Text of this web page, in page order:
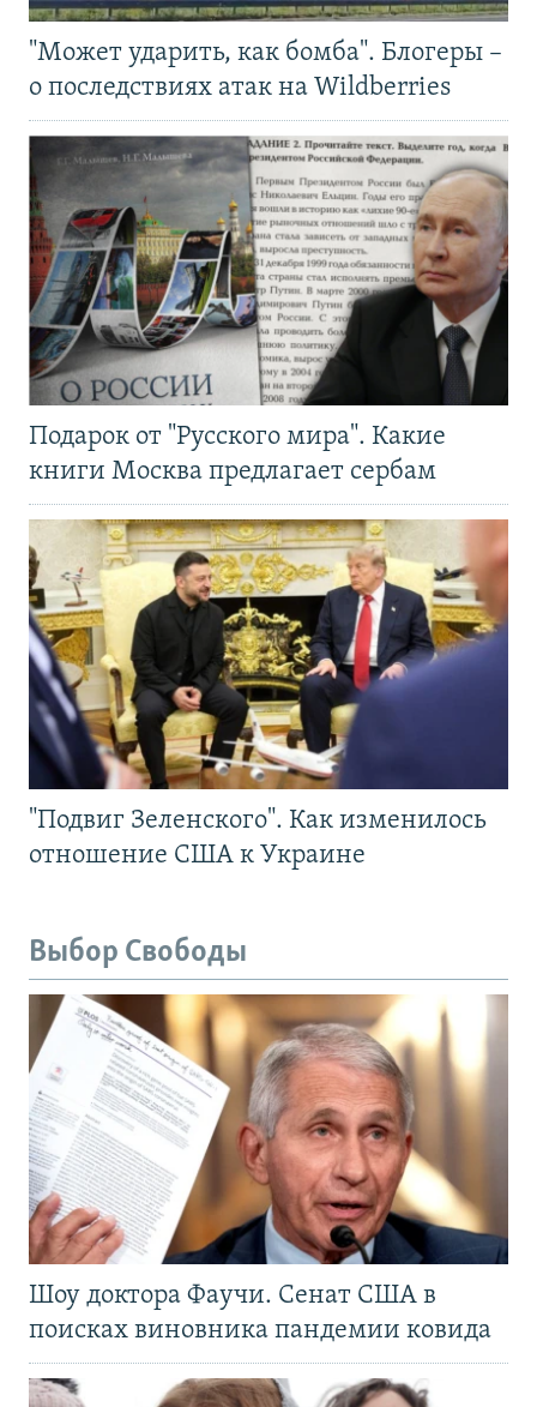
"Может ударить, как бомба". Блогеры –
о последствиях атак на Wildberries
Подарок от "Русского мира". Какие
книги Москва предлагает сербам
"Подвиг Зеленского". Как изменилось
отношение США к Украине
Выбор Свободы
Шоу доктора Фаучи. Сенат США в
поисках виновника пандемии ковида